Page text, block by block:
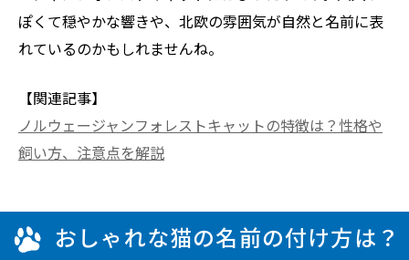
ぽくて穏やかな響きや、北欧の雰囲気が自然と名前に表
れているのかもしれませんね。
【関連記事】
ノルウェージャンフォレストキャットの特徴は？性格や
飼い方、注意点を解説
おしゃれな猫の名前の付け方は？